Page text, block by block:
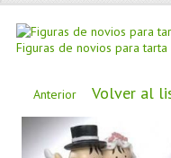
Figuras de novios para tarta
Anterior Volver al